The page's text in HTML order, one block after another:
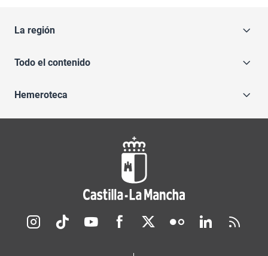
La región
Todo el contenido
Hemeroteca
Redes sociales JCCM